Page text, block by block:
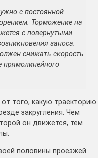
с постоянной
Торможение на
с повернутыми
заноса.
снижать скорость
прямолинейного
того, какую траекторию
закругления. Чем
он движется, тем
половины проезжей